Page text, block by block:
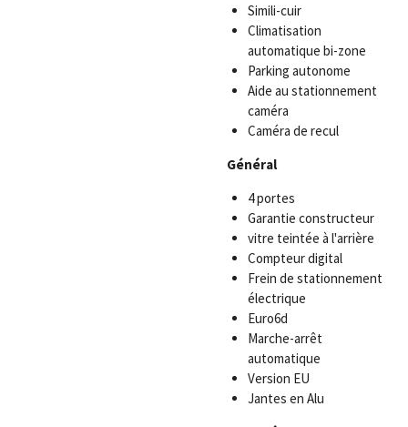
Simili-cuir
Climatisation
automatique bi-zone
Parking autonome
Aide au stationnement
caméra
Caméra de recul
Général
4 portes
Garantie constructeur
vitre teintée à l'arrière
Compteur digital
Frein de stationnement
électrique
Euro6d
Marche-arrêt
automatique
Version EU
Jantes en Alu